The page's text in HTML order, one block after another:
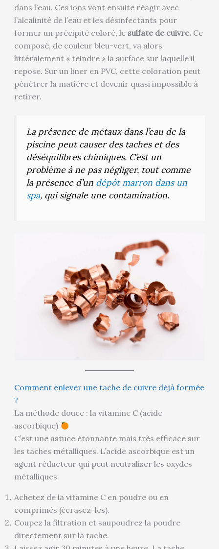
dans l’eau. Ces ions vont ensuite réagir avec
l’alcalinité de l’eau et les désinfectants pour
former un précipité coloré, le sulfate de cuivre.Ce
composé, de couleur bleu-vert, va alors
littéralement « teindre » la surface sur laquelle il
repose. Sur un liner en PVC, cette coloration peut
pénétrer la matière et devenir quasi impossible à
retirer.
La présence de métaux dans l’eau de la
piscine peut causer des taches et des
déséquilibres chimiques. C’est un
problème à ne pas négliger, tout comme
la présence d’un dépôt marron dans un
spa, qui signale une contamination.
Comment enlever une tache de cuivre déjà formée
?
La méthode douce : la vitamine C (acide
ascorbique)
C’est une astuce étonnante mais très efficace sur
les taches métalliques. L’acide ascorbique est un
agent réducteur qui peut neutraliser les oxydes
métalliques.
Achetez de la vitamine C en poudre ou en
comprimés (écrasez-les).
Coupez la filtration et saupoudrez la poudre
directement sur la tache.